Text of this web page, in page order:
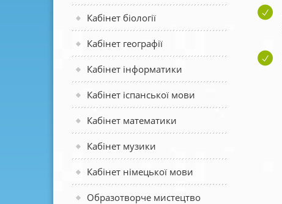
Кабінет біології
Кабінет географії
Кабінет інформатики
Кабінет іспанської мови
Кабінет математики
Кабінет музики
Кабінет німецької мови
Образотворче мистецтво